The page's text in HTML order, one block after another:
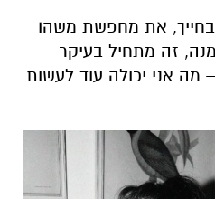
את מחפשת משהו
זה מתחיל בעיקר
מה אני יכולה עוד לעשות